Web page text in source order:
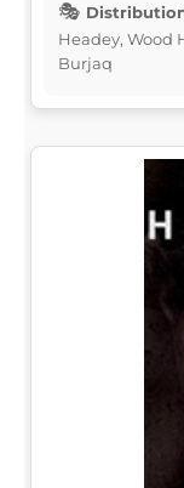
Headey, Wood
Burjaq